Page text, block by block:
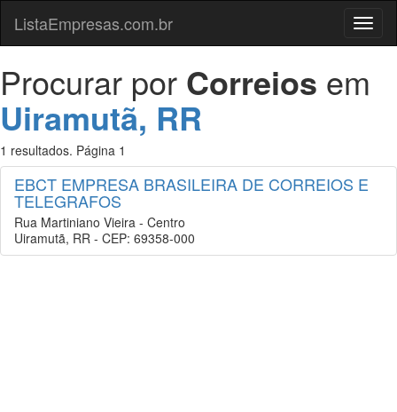
Menu
ListaEmpresas.com.br
Procurar por Correios em
Uiramutã, RR
1 resultados. Página 1
EBCT EMPRESA BRASILEIRA DE CORREIOS E
TELEGRAFOS
Rua Martiniano Vieira - Centro
Uiramutã, RR - CEP: 69358-000